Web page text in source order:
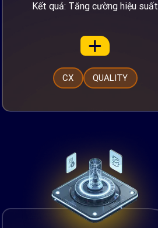
Kết quả: Tăng cường hiệu suất
CX QUALITY